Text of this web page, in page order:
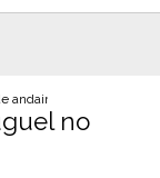
andaimes para aluguel
no